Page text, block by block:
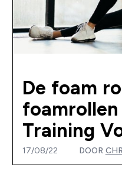
De foam
Training
17/08/22 DOOR